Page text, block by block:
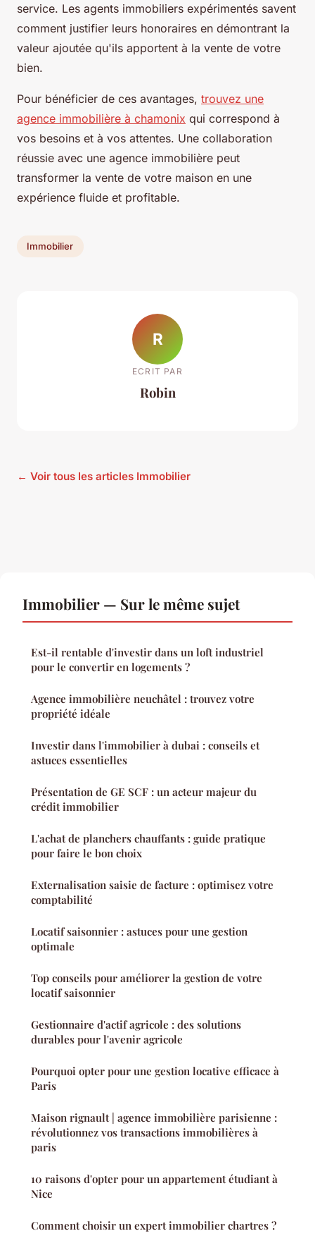
service. Les agents immobiliers expérimentés savent
comment justifier leurs honoraires en démontrant la
valeur ajoutée qu'ils apportent à la vente de votre
bien.
Pour bénéficier de ces avantages, trouvez une
agence immobilière à chamonix qui correspond à
vos besoins et à vos attentes. Une collaboration
réussie avec une agence immobilière peut
transformer la vente de votre maison en une
expérience fluide et profitable.
Immobilier
R
ECRIT PAR
Robin
← Voir tous les articles Immobilier
Immobilier — Sur le même sujet
Est-il rentable d'investir dans un loft industriel
pour le convertir en logements ?
Agence immobilière neuchâtel : trouvez votre
propriété idéale
Investir dans l'immobilier à dubai : conseils et
astuces essentielles
Présentation de GE SCF : un acteur majeur du
crédit immobilier
L'achat de planchers chauffants : guide pratique
pour faire le bon choix
Externalisation saisie de facture : optimisez votre
comptabilité
Locatif saisonnier : astuces pour une gestion
optimale
Top conseils pour améliorer la gestion de votre
locatif saisonnier
Gestionnaire d'actif agricole : des solutions
durables pour l'avenir agricole
Pourquoi opter pour une gestion locative efficace à
Paris
Maison rignault | agence immobilière parisienne :
révolutionnez vos transactions immobilières à
paris
10 raisons d'opter pour un appartement étudiant à
Nice
Comment choisir un expert immobilier chartres ?